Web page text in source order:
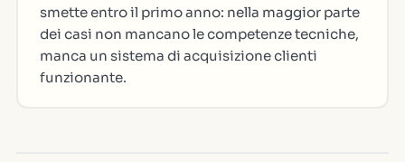
smette entro il primo anno: nella maggior parte
dei casi non mancano le competenze tecniche,
manca un sistema di acquisizione clienti
funzionante.